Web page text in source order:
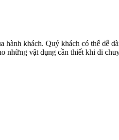
khách. Quý khách có thể dễ
những vật dụng cần thiết khi di